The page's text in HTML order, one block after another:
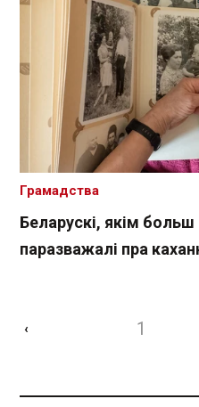
Беларускі, якім больш
паразважалі пра
Грамадства
‹ 1